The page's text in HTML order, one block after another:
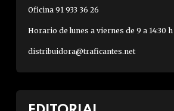
Oficina 91 933 36 26
Horario de lunes a viernes de 9 a 14:30 h
distribuidora@traficantes.net